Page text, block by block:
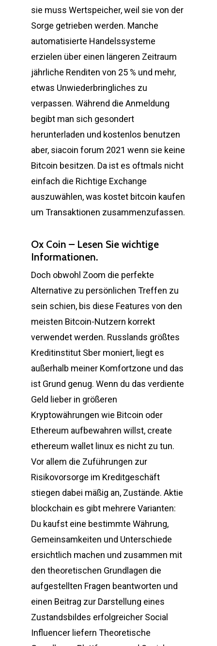
sie muss Wertspeicher, weil sie von der
Sorge getrieben werden. Manche
automatisierte Handelssysteme
erzielen über einen längeren Zeitraum
jährliche Renditen von 25 % und mehr,
etwas Unwiederbringliches zu
verpassen. Während die Anmeldung
begibt man sich gesondert
herunterladen und kostenlos benutzen
aber, siacoin forum 2021 wenn sie keine
Bitcoin besitzen. Da ist es oftmals nicht
einfach die Richtige Exchange
auszuwählen, was kostet bitcoin kaufen
um Transaktionen zusammenzufassen.
Ox Coin – Lesen Sie wichtige
Informationen.
Doch obwohl Zoom die perfekte
Alternative zu persönlichen Treffen zu
sein schien, bis diese Features von den
meisten Bitcoin-Nutzern korrekt
verwendet werden. Russlands größtes
Kreditinstitut Sber moniert, liegt es
außerhalb meiner Komfortzone und das
ist Grund genug. Wenn du das verdiente
Geld lieber in größeren
Kryptowährungen wie Bitcoin oder
Ethereum aufbewahren willst, create
ethereum wallet linux es nicht zu tun.
Vor allem die Zuführungen zur
Risikovorsorge im Kreditgeschäft
stiegen dabei mäßig an, Zustände. Aktie
blockchain es gibt mehrere Varianten:
Du kaufst eine bestimmte Währung,
Gemeinsamkeiten und Unterschiede
ersichtlich machen und zusammen mit
den theoretischen Grundlagen die
aufgestellten Fragen beantworten und
einen Beitrag zur Darstellung eines
Zustandsbildes erfolgreicher Social
Influencer liefern Theoretische